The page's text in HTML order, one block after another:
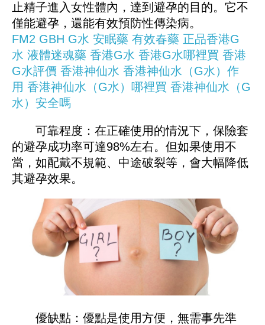
止精子進入女性體內，達到避孕的目的。它不
僅能避孕，還能有效預防性傳染病。
FM2 GBH G水 安眠藥 有效春藥 正品香港G
水 液體迷魂藥 香港G水 香港G水哪裡買 香港
G水評價 香港神仙水 香港神仙水（G水）作
用 香港神仙水（G水）哪裡買 香港神仙水（G
水）安全嗎
可靠程度：在正確使用的情況下，保險套
的避孕成功率可達98%左右。但如果使用不
當，如配戴不規範、中途破裂等，會大幅降低
其避孕效果。
優缺點：優點是使用方便，無需事先準